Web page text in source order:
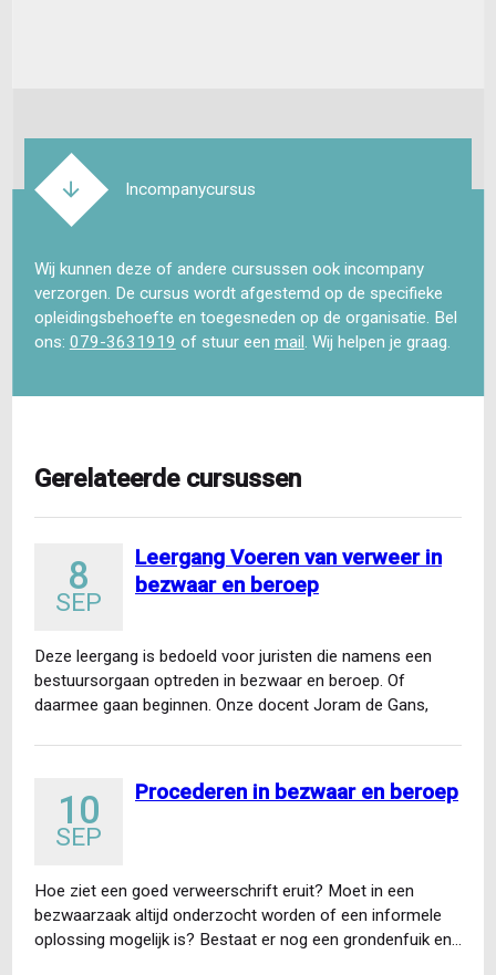
Incompanycursus
Wij kunnen deze of andere cursussen ook incompany
verzorgen. De cursus wordt afgestemd op de specifieke
opleidingsbehoefte en toegesneden op de organisatie. Bel
ons: 079-3631919 of stuur een mail . Wij helpen je graag.
Gerelateerde cursussen
8
SEP
Leergang Voeren van verweer in
bezwaar en beroep
Deze leergang is bedoeld voor juristen die namens een
bestuursorgaan optreden in bezwaar en beroep. Of
daarmee gaan beginnen. Onze docent Joram de Gans,
10
SEP
Procederen in bezwaar en beroep
Hoe ziet een goed verweerschrift eruit? Moet in een
bezwaarzaak altijd onderzocht worden of een informele
oplossing mogelijk is? Bestaat er nog een grondenfuik en…